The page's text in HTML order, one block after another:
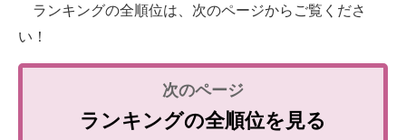
ランキングの全順位は、次のページからご覧くださ
い！
ランキングの全順位を見る